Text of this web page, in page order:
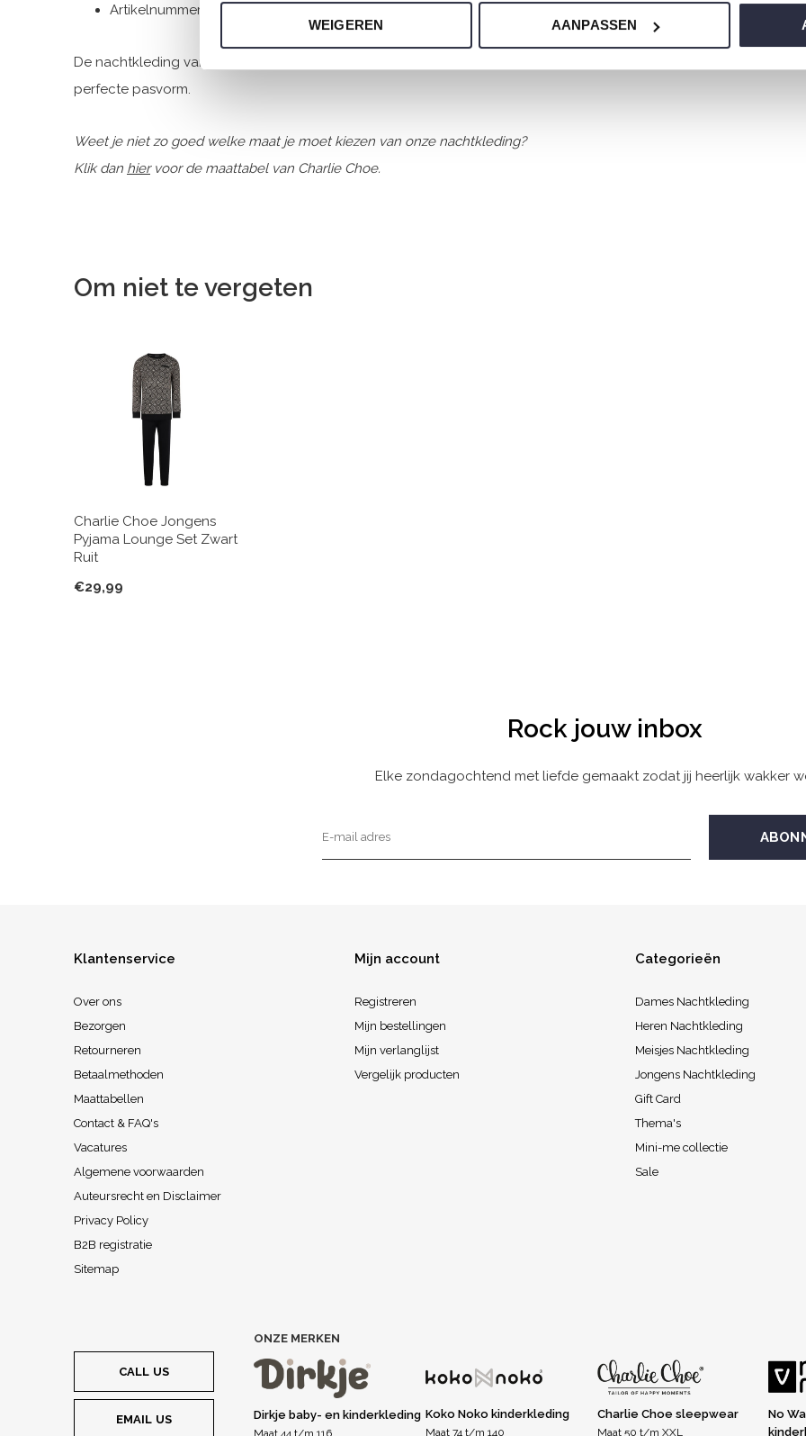
WEIGEREN AANPASSEN
Artikelnummer: Q53050-42
De nachtkleding van Charlie Choe is gemaakt van heerlijke zachte stoffen en heeft een
perfecte pasvorm.
Weet je niet zo goed welke maat je moet kiezen van onze nachtkleding?
Klik dan hiervoor de maattabel van Charlie Choe.
Om niet te vergeten
Charlie Choe Jongens
Pyjama Lounge Set Zwart
Ruit
€29,99
Rock jouw inbox
Elke zondagochtend met liefde gemaakt zodat jij heerlijk wakker
Klantenservice
Over ons
Bezorgen
Retourneren
Betaalmethoden
Maattabellen
Contact & FAQ's
Vacatures
Algemene voorwaarden
Auteursrecht en Disclaimer
Privacy Policy
B2B registratie
Sitemap
Mijn account
Registreren
Mijn bestellingen
Mijn verlanglijst
Vergelijk producten
Categorieën
Dames Nachtkleding
Heren Nachtkleding
Meisjes Nachtkleding
Jongens Nachtkleding
Gift Card
Thema's
Mini-me collectie
Sale
CALL US
EMAIL US
ONZE MERKEN
Dirkje baby- en kinderkleding
Maat 44 t/m 116
Koko Noko kinderkleding
Maat 74 t/m 140
Charlie Choe sleepwear
Maat 50 t/m XXL
No